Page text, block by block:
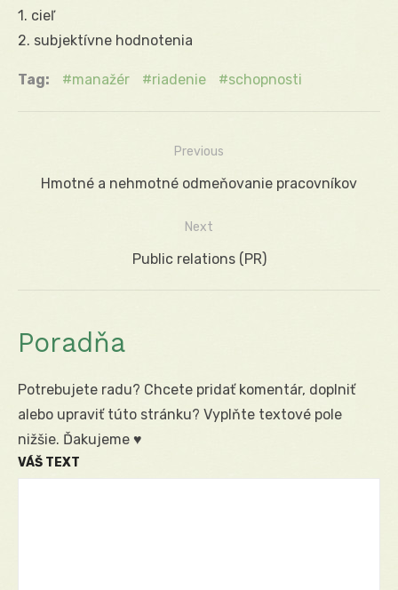
1. cieľ
2. subjektívne hodnotenia
Tag: manažér riadenie schopnosti
Navigácia
Previous
Previous
Hmotné a nehmotné odmeňovanie pracovníkov
Next
Next
Public relations (PR)
Poradňa
Potrebujete radu? Chcete pridať komentár, doplniť
alebo upraviť túto stránku? Vyplňte textové pole
nižšie. Ďakujeme ♥
VÁŠ TEXT